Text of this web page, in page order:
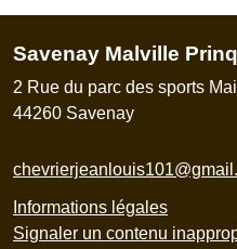
Savenay Malville
2 Rue du parc des sports
44260 Savenay
Informations légales
Signaler un contenu